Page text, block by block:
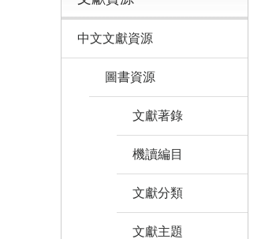
中文文獻資源
圖書資源
文獻著錄
機讀編目
文獻分類
文獻主題